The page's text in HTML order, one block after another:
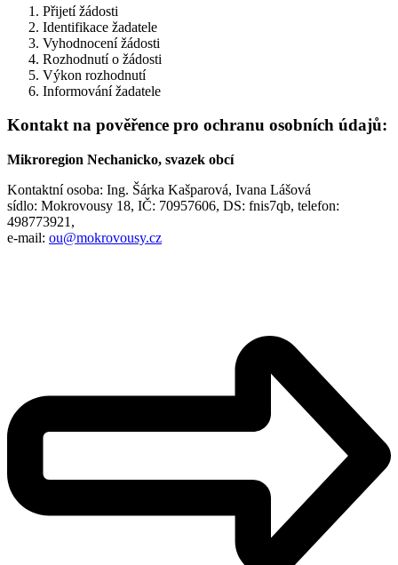
Přijetí žádosti
Identifikace žadatele
Vyhodnocení žádosti
Rozhodnutí o žádosti
Výkon rozhodnutí
Informování žadatele
Kontakt na pověřence pro ochranu osobních údajů:
Mikroregion Nechanicko, svazek obcí
Kontaktní osoba: Ing. Šárka Kašparová, Ivana Lášová
sídlo: Mokrovousy 18, IČ: 70957606, DS: fnis7qb, telefon:
498773921,
e-mail: ou@mokrovousy.cz